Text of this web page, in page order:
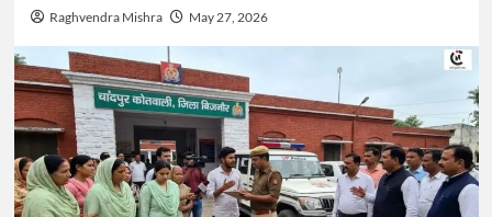
Raghvendra Mishra May 27, 2026